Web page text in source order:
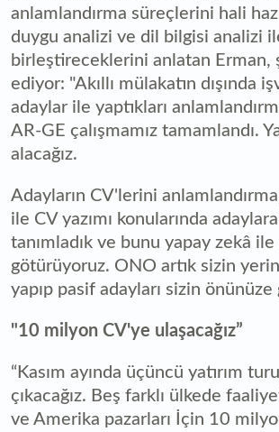
anlamlandırma süreçlerini hali
duygu analizi ve dil bilgisi analizi
birleştireceklerini anlatan Erman,
ediyor: "Akıllı mülakatın dışında
adaylar ile yaptıkları
AR-GE çalışmamız tamamlandı.
alacağız.
Adayların CV'lerini
ile CV yazımı konularında
tanımladık ve bunu yapay zekâ
götürüyoruz. ONO artık sizin
yapıp pasif adayları sizin
"10 milyon CV'ye ulaşacağız”
“Kasım ayında üçüncü yatırım
çıkacağız. Beş farklı ülkede
ve Amerika pazarları İçin 10